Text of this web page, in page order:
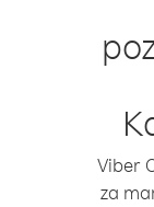
Viber
za